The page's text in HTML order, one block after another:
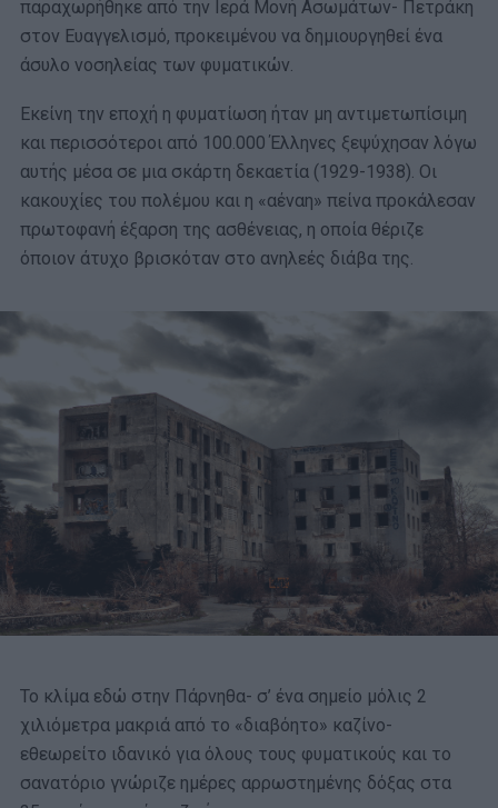
παραχωρήθηκε από την Ιερά Μονή Ασωμάτων- Πετράκη
στον Ευαγγελισμό, προκειμένου να δημιουργηθεί ένα
άσυλο νοσηλείας των φυματικών.
Εκείνη την εποχή η φυματίωση ήταν μη αντιμετωπίσιμη
και περισσότεροι από 100.000 Έλληνες ξεψύχησαν λόγω
αυτής μέσα σε μια σκάρτη δεκαετία (1929-1938). Οι
κακουχίες του πολέμου και η «αέναη» πείνα προκάλεσαν
πρωτοφανή έξαρση της ασθένειας, η οποία θέριζε
όποιον άτυχο βρισκόταν στο ανηλεές διάβα της.
Το κλίμα εδώ στην Πάρνηθα- σ’ ένα σημείο μόλις 2
χιλιόμετρα μακριά από το «διαβόητο» καζίνο-
εθεωρείτο ιδανικό για όλους τους φυματικούς και το
σανατόριο γνώριζε ημέρες αρρωστημένης δόξας στα